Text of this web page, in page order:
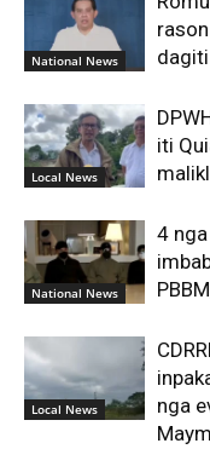
National News
dagiti
Local News
iti
National News
4
Local News
nga